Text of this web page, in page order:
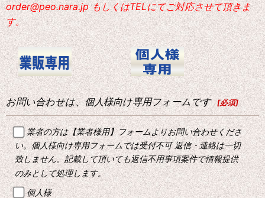
order@peo.nara.jp もしくはTELにてご対応させて頂きま
す。
お問い合わせは、個人様向け専用フォームです [必須]
業者の方は【業者様用】フォームよりお問い合わせくださ
い。個人様向け専用フォームでは受付不可 返信・連絡は一切
致しません。記載して頂いても返信不用事項案件で情報提供
のみとして処理します。
個人様